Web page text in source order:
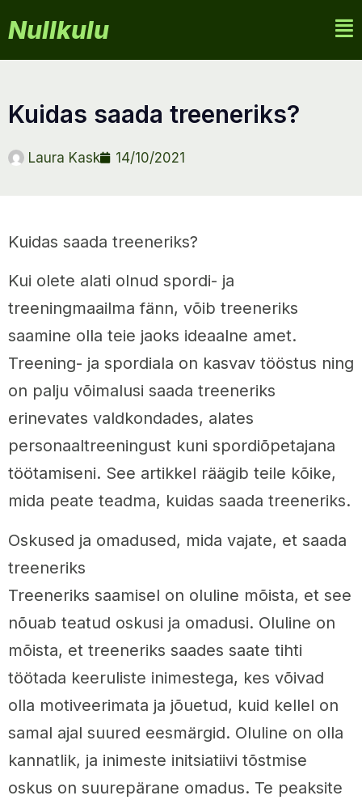
Nullkulu
kuidas saada treeneriks?
Laura Kask 14/10/2021
Kuidas saada treeneriks?
Kui olete alati olnud spordi- ja
treeningmaailma fänn, võib treeneriks
saamine olla teie jaoks ideaalne amet.
Treening- ja spordiala on kasvav tööstus ning
on palju võimalusi saada treeneriks
erinevates valdkondades, alates
personaaltreeningust kuni spordiõpetajana
töötamiseni. See artikkel räägib teile kõike,
mida peate teadma, kuidas saada treeneriks.
Oskused ja omadused, mida vajate, et saada
treeneriks
Treeneriks saamisel on oluline mõista, et see
nõuab teatud oskusi ja omadusi. Oluline on
mõista, et treeneriks saades saate tihti
töötada keeruliste inimestega, kes võivad
olla motiveerimata ja jõuetud, kuid kellel on
samal ajal suured eesmärgid. Oluline on olla
kannatlik, ja inimeste initsiatiivi tõstmise
oskus on suurepärane omadus. Te peaksite